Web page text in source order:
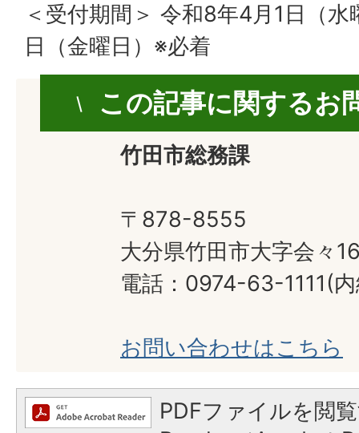
＜受付期間＞ 令和8年4月1日（
日（金曜日）※必着
この記事に関するお
竹田市総務課
〒878-8555
大分県竹田市大字会々
電話：0974-63-1111(
お問い合わせはこちら
PDFファイルを閲